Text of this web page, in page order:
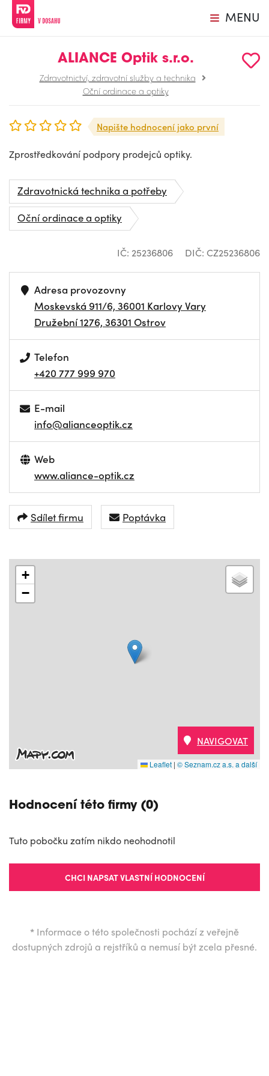
MENU
ALIANCE Optik s.r.o.
Zdravotnictví, zdravotní služby a technika
Oční ordinace a optiky
Napište hodnocení jako první
Zprostředkování podpory prodejců optiky.
Zdravotnická technika a potřeby
Oční ordinace a optiky
IČ: 25236806 DIČ: CZ25236806
Adresa provozovny
Moskevská 911/6, 36001 Karlovy Vary
Družební 1276, 36301 Ostrov
Telefon
+420 777 999 970
E-mail
info@alianceoptik.cz
Web
www.aliance-optik.cz
Sdílet firmu Poptávka
+
−
Leaflet | © Seznam.cz a.s. a další
NAVIGOVAT
Hodnocení této firmy (0)
Tuto pobočku zatím nikdo neohodnotil
CHCI NAPSAT VLASTNÍ HODNOCENÍ
* Informace o této společnosti pochází z veřejně
dostupných zdrojů a rejstříků a nemusí být zcela přesné.